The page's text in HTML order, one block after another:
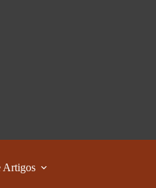
Artigos